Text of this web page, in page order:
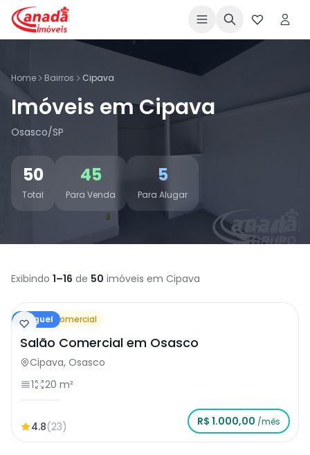
Home Bairros Cipava
Imóveis em Cipava
Osasco/SP
50
Total
45
Para Venda
5
Para Alugar
Exibindo 1–16 de 50 imóveis em Cipava
Aluguel
Salão Comercial
Salão Comercial em Osasco
Cipava, Osasco
1
20 m²
4.8(23) R$ 1.000,00 /mês